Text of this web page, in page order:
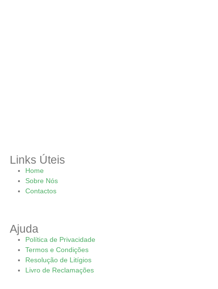
Links Úteis
Home
Sobre Nós
Contactos
Ajuda
Política de Privacidade
Termos e Condições
Resolução de Litígios
Livro de Reclamações